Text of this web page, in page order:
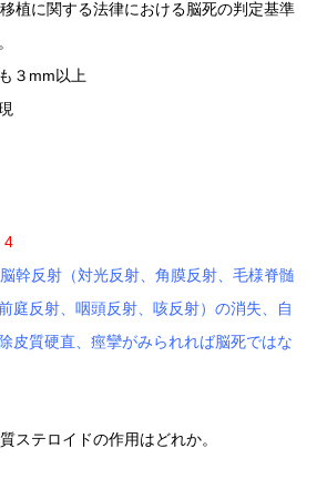
植に関する法律における脳死の判定基準
３mm以上
4
反射（対光反射、角膜反射、毛様脊髄
庭反射、咽頭反射、咳反射）の消失、自
皮質硬直、痙攣がみられれば脳死ではな
テロイドの作用はどれか。